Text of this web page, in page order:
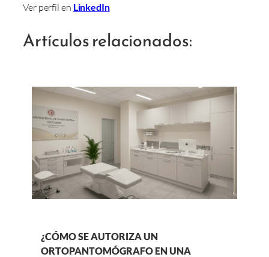
Ver perfil en LinkedIn
Artículos relacionados:
¿CÓMO SE AUTORIZA UN
ORTOPANTOMÓGRAFO EN UNA